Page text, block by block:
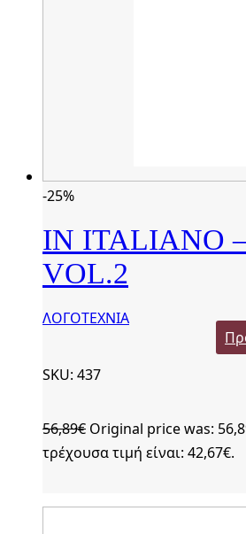
-25%
IN ITALIANO
VOL.2
ΛΟΓΟΤΕΧΝΙΑ
SKU: 437
56,89€ Original price was:
τρέχουσα τιμή είναι: 42,67€.